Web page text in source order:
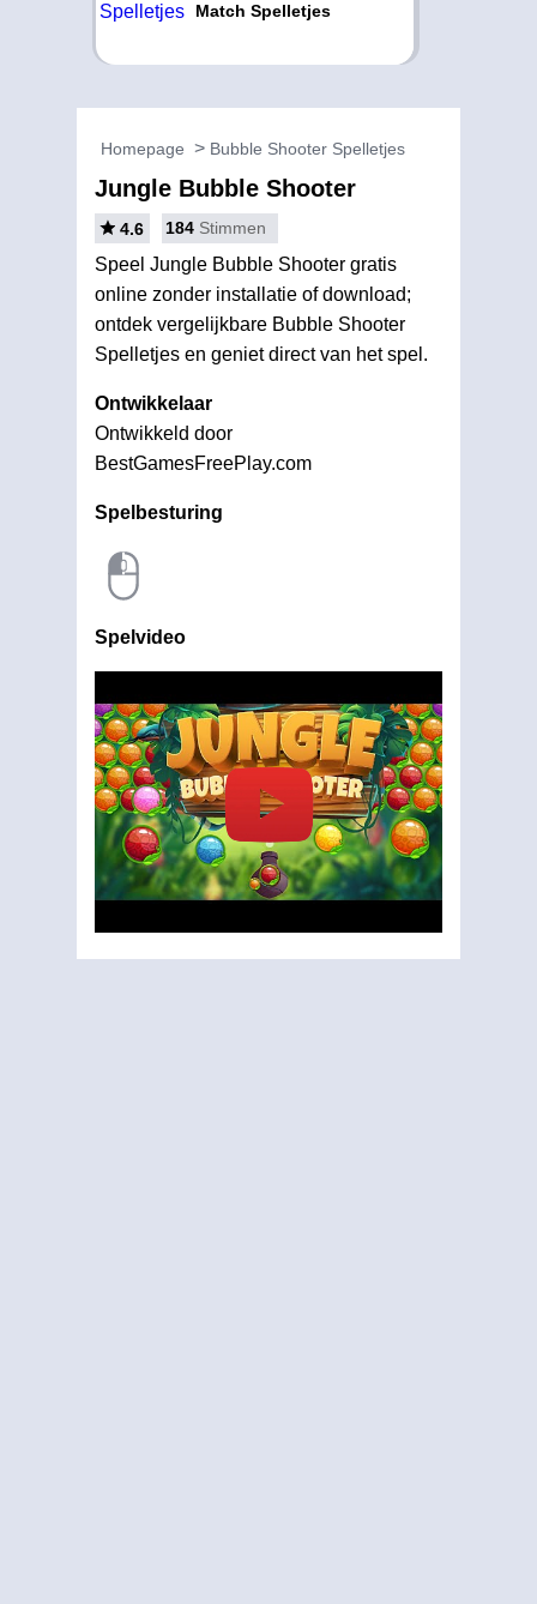
Match Spelletjes
Homepage Bubble Shooter Spelletjes
Jungle Bubble Shooter
4.6 184 Stimmen
Speel Jungle Bubble Shooter gratis
online zonder installatie of download;
ontdek vergelijkbare Bubble Shooter
Spelletjes en geniet direct van het spel.
Ontwikkelaar
Ontwikkeld door
BestGamesFreePlay.com
Spelbesturing
Spelvideo